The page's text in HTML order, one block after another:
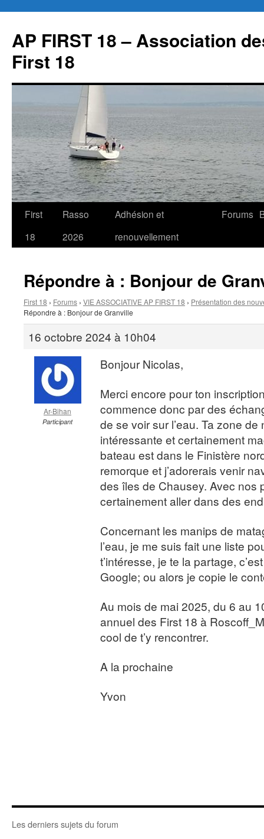
contenu
AP FIRST 18 – Association
First 18
First
18
Rasso
2026
Adhésion et
renouvellement
Forums
Répondre à : Bonjour de
First 18 › Forums › VIE ASSOCIATIVE AP FIRST 18 › Présentation des
Répondre à : Bonjour de Granville
16 octobre 2024 à 10h04
Ar-Bihan
Participant
Bonjour Nicolas,
Merci encore pour ton
commence donc par des
de se voir sur l’eau. Ta zone
intéressante et certainement
bateau est dans le Finistère
remorque et j’adorerais venir
des îles de Chausey. Avec nos
certainement aller dans des
Concernant les manips de
l’eau, je me suis fait une liste
t’intéresse, je te la partage,
Google; ou alors je copie le
Au mois de mai 2025, du 6 au
annuel des First 18 à
cool de t’y rencontrer.
A la prochaine
Yvon
Les derniers sujets du forum